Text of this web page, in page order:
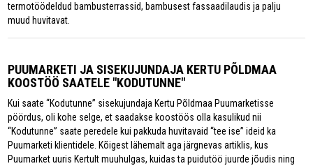
termotöödeldud bambusterrassid, bambusest fassaadilaudis ja palju
muud huvitavat.
PUUMARKETI JA SISEKUJUNDAJA KERTU PÕLDMAA
KOOSTÖÖ SAATELE "KODUTUNNE"
Kui saate “Kodutunne” sisekujundaja Kertu Põldmaa Puumarketisse
pöördus, oli kohe selge, et saadakse koostöös olla kasulikud nii
“Kodutunne” saate peredele kui pakkuda huvitavaid “tee ise” ideid ka
Puumarketi klientidele. Kõigest lähemalt aga järgnevas artiklis, kus
Puumarket uuris Kertult muuhulgas, kuidas ta puidutöö juurde jõudis ning